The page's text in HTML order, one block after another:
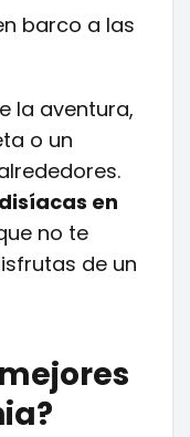
barco a las
la aventura,
o un
en
no te
de un